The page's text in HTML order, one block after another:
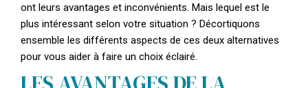
ont leurs avantages et inconvénients. Mais lequel est le
plus intéressant selon votre situation ? Décortiquons
ensemble les différents aspects de ces deux alternatives
pour vous aider à faire un choix éclairé.